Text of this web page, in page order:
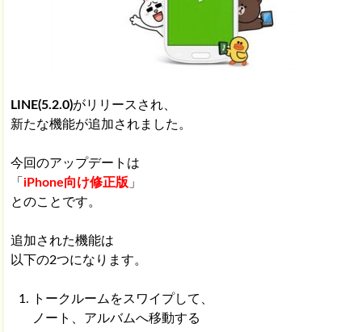
LINE(5.2.0)がリリースされ、
新たな機能が追加されました。
今回のアップデートは
「 iPhone向け修正版 」
とのことです。
追加された機能は
以下の2つになります。
トークルームをスワイプして、
ノート、アルバムへ移動する